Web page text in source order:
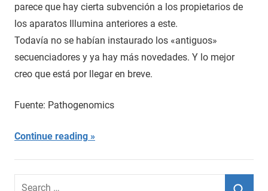
parece que hay cierta subvención a los propietarios de
los aparatos Illumina anteriores a este.
Todavía no se habían instaurado los «antiguos»
secuenciadores y ya hay más novedades. Y lo mejor
creo que está por llegar en breve.
Fuente: Pathogenomics
Continue reading
Search